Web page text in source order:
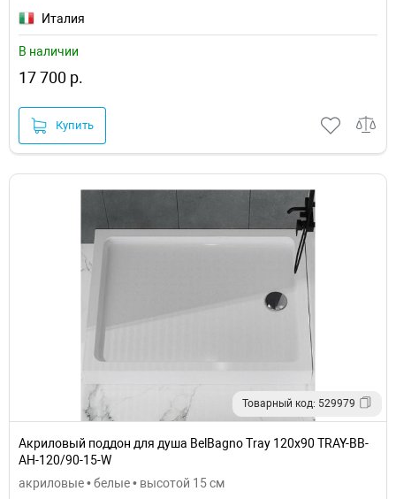
Италия
В наличии
17 700 р.
Купить
Товарный код: 529979
Акриловый поддон для душа BelBagno Tray 120x90 TRAY-BB-
AH-120/90-15-W
акриловые • белые • высотой 15 см